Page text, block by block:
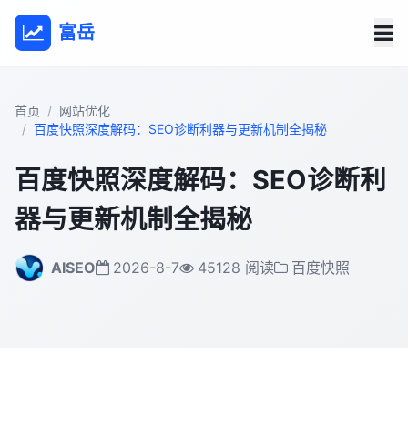
富岳
首页
网站优化
百度快照深度解码：SEO诊断利器与更新机制全揭秘
百度快照深度解码：SEO诊断利
器与更新机制全揭秘
AISEO 2026-8-7 45128 阅读 百度快照